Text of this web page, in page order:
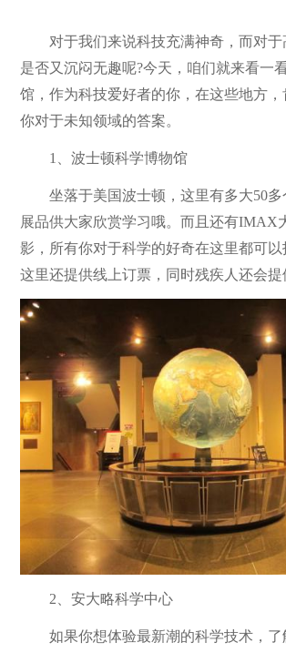
对于我们来说科技充满神奇，而对于
是否又沉闷无趣呢?今天，咱们就来看一
馆，作为科技爱好者的你，在这些地方
你对于未知领域的答案。
1、波士顿科学博物馆
坐落于美国波士顿，这里有多大50多
展品供大家欣赏学习哦。而且还有IMAX
影，所有你对于科学的好奇在这里都可以
这里还提供线上订票，同时残疾人还会
2、安大略科学中心
如果你想体验最新潮的科学技术，了